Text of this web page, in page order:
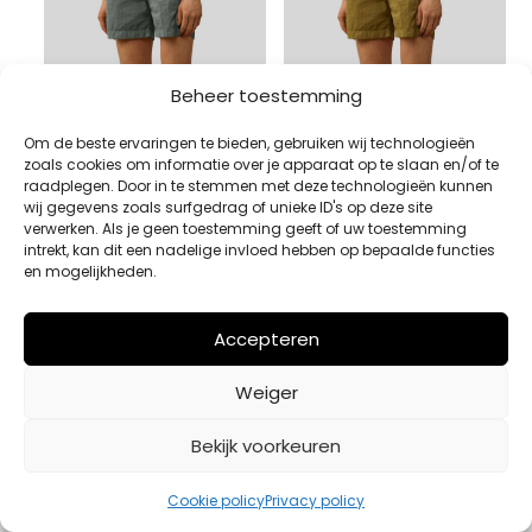
Beheer toestemming
Om de beste ervaringen te bieden, gebruiken wij technologieën
zoals cookies om informatie over je apparaat op te slaan en/of te
raadplegen. Door in te stemmen met deze technologieën kunnen
wij gegevens zoals surfgedrag of unieke ID's op deze site
verwerken. Als je geen toestemming geeft of uw toestemming
intrekt, kan dit een nadelige invloed hebben op bepaalde functies
en mogelijkheden.
Accepteren
Weiger
Bekijk voorkeuren
Cookie policyPrivacy policy
ZWEMSHORTS CP
Bekijk product
€150,00
Bekijk product